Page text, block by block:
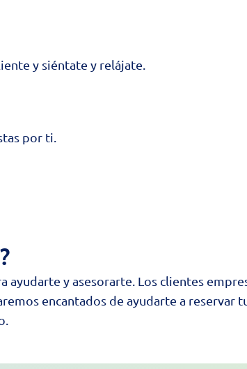
y siéntate y relájate.
por ti.
ayudarte y asesorarte. Los clientes
encantados de ayudarte a reservar